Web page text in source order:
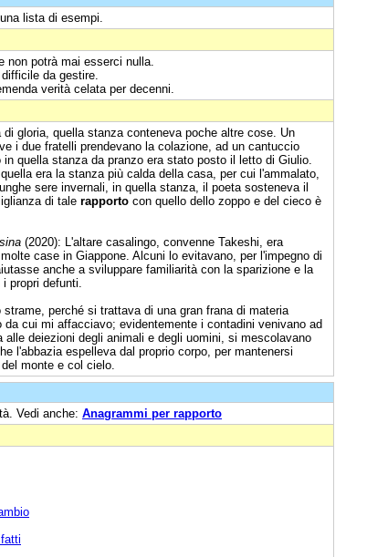
lista di esempi.
non potrà mai esserci nulla.
da gestire.
verità celata per decenni.
di gloria, quella stanza conteneva poche altre cose. Un
i due fratelli prendevano la colazione, ad un cantuccio
quella stanza da pranzo era stato posto il letto di Giulio.
era la stanza più calda della casa, per cui l'ammalato,
sere invernali, in quella stanza, il poeta sosteneva il
di tale rapporto con quello dello zoppo e del cieco è
(2020): L'altare casalingo, convenne Takeshi, era
case in Giappone. Alcuni lo evitavano, per l'impegno di
anche a sviluppare familiarità con la sparizione e la
propri defunti.
strame, perché si trattava di una gran frana di materia
cui mi affacciavo; evidentemente i contadini venivano ad
deiezioni degli animali e degli uomini, si mescolavano
l'abbazia espelleva dal proprio corpo, per mantenersi
monte e col cielo.
Vedi anche: Anagrammi per rapporto